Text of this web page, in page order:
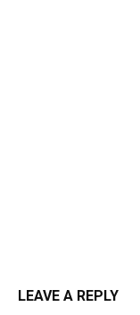
LEAVE A REPLY